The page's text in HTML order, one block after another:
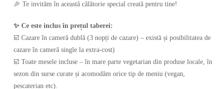
🎉 Te invităm în această călătorie special creată pentru tine!
✨ Ce este inclus în prețul taberei:
☑️ Cazare în cameră dublă (3 nopți de cazare) – există și posibilitatea de
cazare în cameră single la extra-cost)
☑️ Toate mesele incluse – în mare parte vegetarian din produse locale, în
sezon din surse curate și acomodăm orice tip de meniu (vegan,
pescaterian etc).